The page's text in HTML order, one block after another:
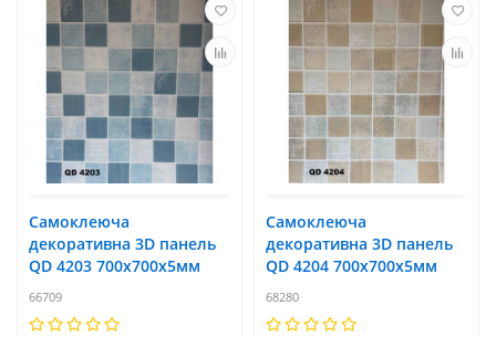
Самоклеюча
декоративна 3D панель
QD 4203 700x700х5мм
66709
Самоклеюча
декоративна 3D панель
QD 4204 700x700х5мм
68280